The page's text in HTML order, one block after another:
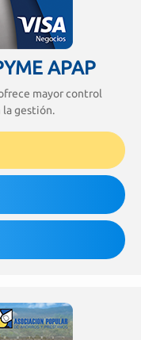
APAP
mayor control
la gestión.